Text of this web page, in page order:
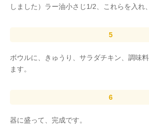
しました）ラー油小さじ1/2、これらを入れ
ボウルに、きゅうり、サラダチキン、調味
ます。
器に盛って、完成です。